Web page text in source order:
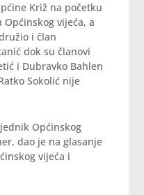
Križ na početku
Općinskog vijeća, a
i član
dok su članovi
i Dubravko Bahlen
Sokolić nije
Općinskog
dao je na glasanje
vijeća i